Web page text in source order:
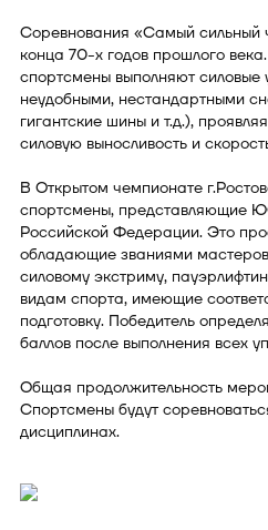
Соревнования «Самый сильный
конца 70-х годов прошлого
спортсмены выполняют
неудобными, нестандартными
гигантские шины и т.д.),
силовую выносливость и
В Открытом чемпионате
спортсмены, представляющие
Российской Федерации. Это
обладающие званиями
силовому экстриму,
видам спорта, имеющие
подготовку. Победитель
баллов после выполнения всех
Общая продолжительность
Спортсмены будут
дисциплинах.